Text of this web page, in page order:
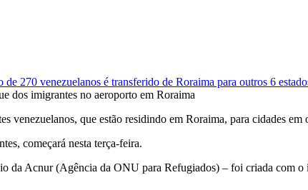
dos imigrantes no aeroporto em Roraima
venezuelanos, que estão residindo em Roraima, para cidades em
começará nesta terça-feira.
da Acnur (Agência da ONU para Refugiados) – foi criada com